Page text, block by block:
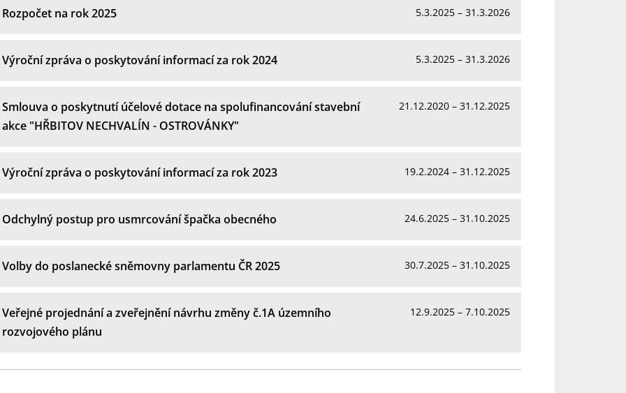
Rozpočet na rok 2025 5.3.2025 – 31.3.2026
Výroční zpráva o poskytování informací za rok 2024 5.3.2025 – 31.3.2026
Smlouva o poskytnutí účelové dotace na spolufinancování stavební
akce "HŘBITOV NECHVALÍN - OSTROVÁNKY"
21.12.2020 – 31.12.2025
Výroční zpráva o poskytování informací za rok 2023 19.2.2024 – 31.12.2025
Odchylný postup pro usmrcování špačka obecného 24.6.2025 – 31.10.2025
Volby do poslanecké sněmovny parlamentu ČR 2025 30.7.2025 – 31.10.2025
Veřejné projednání a zveřejnění návrhu změny č.1A územního
rozvojového plánu
12.9.2025 – 7.10.2025